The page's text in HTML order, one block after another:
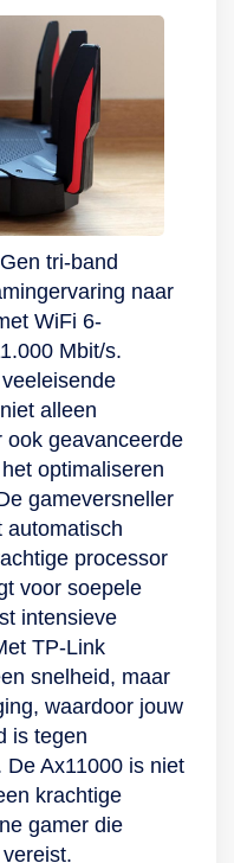
tri-band
naar
WiFi 6-
Mbit/s.
alleen
ook geavanceerde
optimaliseren
gameversneller
automatisch
processor
voor soepele
intensieve
TP-Link
snelheid, maar
waardoor jouw
is tegen
Ax11000 is niet
krachtige
gamer die